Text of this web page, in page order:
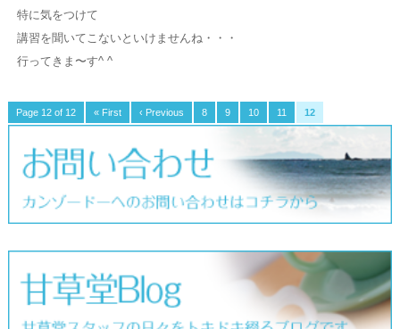
特に気をつけて
講習を聞いてこないといけませんね・・・
行ってきま〜す^ ^
Page 12 of 12 « First ‹ Previous 8 9 10 11 12